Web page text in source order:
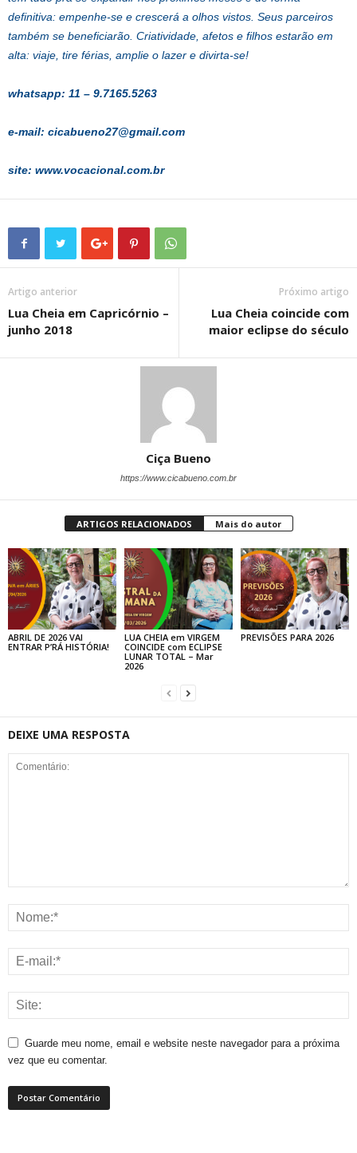
definitiva: empenhe-se e crescerá a olhos vistos. Seus parceiros
também se beneficiarão. Criatividade, afetos e filhos estarão em
alta: viaje, tire férias, amplie o lazer e divirta-se!
whatsapp: 11 – 9.7165.5263
e-mail: cicabueno27@gmail.com
site: www.vocacional.com.br
Artigo anterior
Lua Cheia em Capricórnio –
junho 2018
Próximo artigo
Lua Cheia coincide com
maior eclipse do século
Ciça Bueno
https://www.cicabueno.com.br
ARTIGOS RELACIONADOS Mais do autor
ABRIL DE 2026 VAI
ENTRAR P’RÁ HISTÓRIA!
LUA CHEIA em VIRGEM
COINCIDE com ECLIPSE
LUNAR TOTAL – Mar
2026
PREVISÕES PARA 2026
DEIXE UMA RESPOSTA
Guarde meu nome, email e website neste navegador para a próxima
vez que eu comentar.